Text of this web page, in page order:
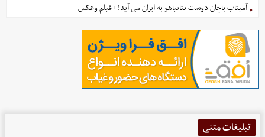
آمیتاب باچان دوست نتانیاهو به ایران می آید! +فیلم وعکس
تبلیغات متنی